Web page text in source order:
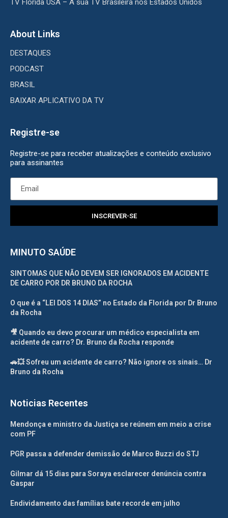
TV Florida USA – A sua TV Brasileira nos Estados Unidos
About Links
DESTAQUES
PODCAST
BRASIL
BAIXAR APLICATIVO DA TV
Registre-se
Registre-se para receber atualizações e conteúdo exclusivo
para assinantes
INSCREVER-SE
MINUTO SAÚDE
SINTOMAS QUE NÃO DEVEM SER IGNORADOS EM ACIDENTE
DE CARRO POR DR BRUNO DA ROCHA
O que é a “LEI DOS 14 DIAS” no Estado da Florida por Dr Bruno
da Rocha
🎥 Quando eu devo procurar um médico especialista em
acidente de carro? Dr. Bruno da Rocha responde
🚗💥 Sofreu um acidente de carro? Não ignore os sinais… Dr
Bruno da Rocha
Noticias Recentes
Mendonça e ministro da Justiça se reúnem em meio a crise
com PF
PGR passa a defender demissão de Marco Buzzi do STJ
Gilmar dá 15 dias para Soraya esclarecer denúncia contra
Gaspar
Endividamento das famílias bate recorde em julho